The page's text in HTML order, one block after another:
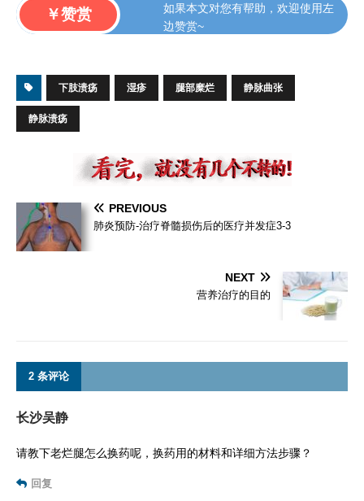
如果本文对您有帮助，欢迎使用左
边赞赏~
￥赞赏
下肢溃疡 湿疹 腿部糜烂 静脉曲张
静脉溃疡
PREVIOUS
肺炎预防-治疗脊髓损伤后的医疗并发症3-3
NEXT
营养治疗的目的
2 条评论
长沙吴静
请教下老烂腿怎么换药呢，换药用的材料和详细方法步骤？
回复